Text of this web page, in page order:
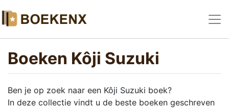
Boeken Kôji Suzuki
Ben je op zoek naar een Kôji Suzuki boek?
In deze collectie vindt u de beste boeken geschreven